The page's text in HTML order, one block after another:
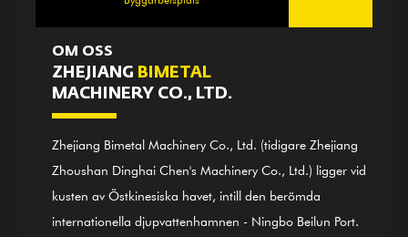
OM OSS
ZHEJIANG BIMETAL
MACHINERY CO., LTD.
Zhejiang Bimetal Machinery Co., Ltd. (tidigare Zhejiang
Zhoushan Dinghai Chen's Machinery Co., Ltd.) ligger vid
kusten av Östkinesiska havet, intill den berömda
internationella djupvattenhamnen - Ningbo Beilun Port.